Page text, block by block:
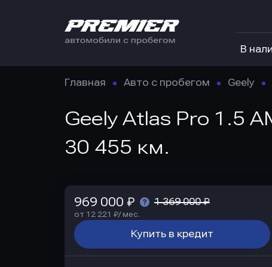
В
Главная Авто с пробегом Geely
Geely Atlas Pro 1.5
30 455 км.
969 000 ₽ 1 369 000 ₽
от 12 221 ₽/ мес.
Купить в кредит